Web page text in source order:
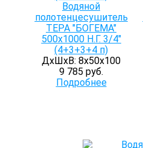
Водяной
полотенцесушитель
ТЕРА "БОГЕМА"
500х1000 Н.Г. 3/4"
(4+3+3+4 п)
ДхШхВ: 8х50х100
9 785 руб.
Подробнее